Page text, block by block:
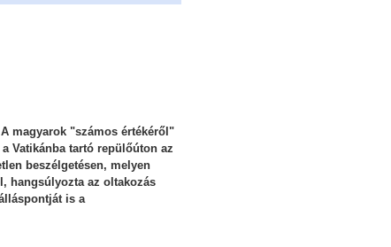
A magyarok "számos értékéről"
Vatikánba tartó repülőúton az
beszélgetésen, melyen
hangsúlyozta az oltakozás
is a